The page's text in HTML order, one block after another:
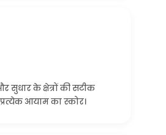
सुधार के क्षेत्रों की सटीक
आयाम का स्कोर।